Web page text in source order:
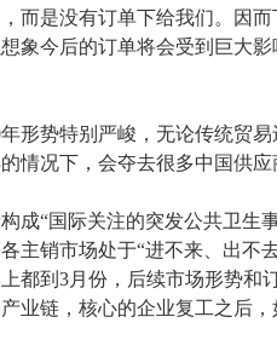
而是没有订单下给我们。因
象今后的订单将会受到巨大
势特别严峻，无论传统贸易
情况下，会夺去很多中国供应
“国际关注的突发公共卫生
主销市场处于“进不来、出不
都到3月份，后续市场形势和
业链，核心的企业复工之后